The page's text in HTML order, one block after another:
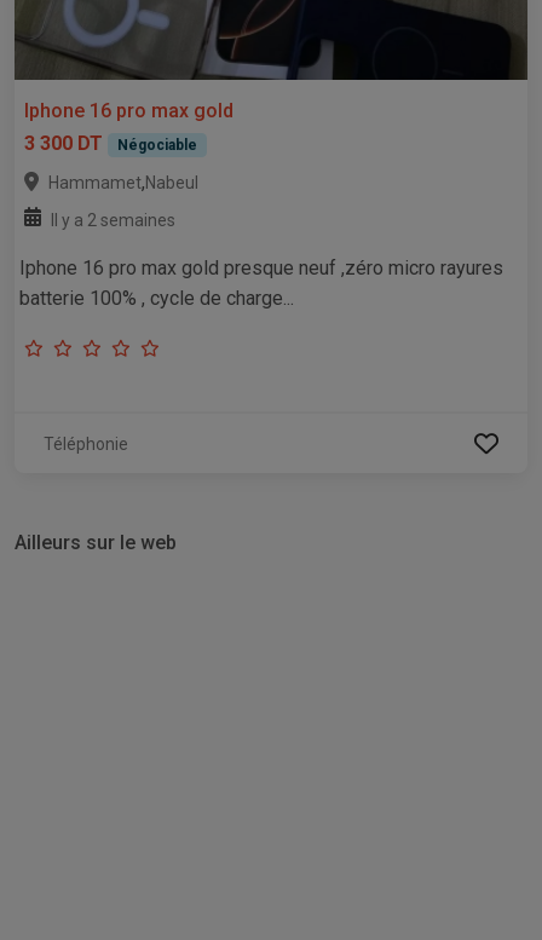
Iphone 16 pro max gold
3 300 DT
Négociable
Hammamet,Nabeul
Il y a 2 semaines
Iphone 16 pro max gold presque neuf ,zéro micro rayures
batterie 100% , cycle de charge...
Téléphonie
Ailleurs sur le web